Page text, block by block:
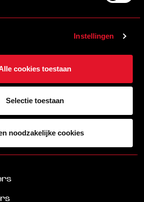
Instellingen
cookies toestaan
Selectie toestaan
noodzakelijke cookies
DE EERSTE STAPPEN VAN TALENT